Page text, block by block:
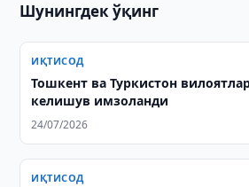
Шунингдек ўқинг
ИҚТИСОД
Тошкент ва Туркистон
келишув имзоланди
24/07/2026
ИҚТИСОД